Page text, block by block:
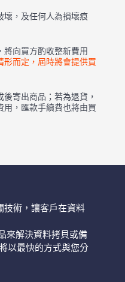
壞，及任何人為損壞痕
將向買方酌收整新費用
而定，屆時將會提供買
寄出商品；若為退貨，
用，匯款手續費也將由買
技術，讓客戶在資料
來解決資料拷貝或備
以最快的方式與您分